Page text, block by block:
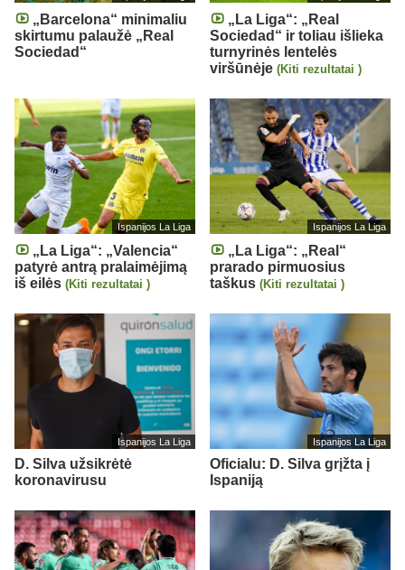
„Barcelona“ minimaliu
skirtumu palaužė „Real
Sociedad“
„La Liga“: „Real
Sociedad“ ir toliau išlieka
turnyrinės lentelės
viršūnėje (Kiti rezultatai )
Ispanijos La Liga
„La Liga“: „Valencia“
patyrė antrą pralaimėjimą
iš eilės (Kiti rezultatai )
Ispanijos La Liga
„La Liga“: „Real“
prarado pirmuosius
taškus (Kiti rezultatai )
Ispanijos La Liga
D. Silva užsikrėtė
koronavirusu
Ispanijos La Liga
Oficialu: D. Silva grįžta į
Ispaniją